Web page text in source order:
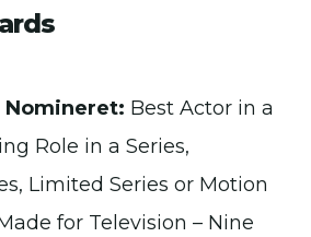
Nomineret: Best Actor in a
Role in a Series,
Limited Series or Motion
for Television – Nine